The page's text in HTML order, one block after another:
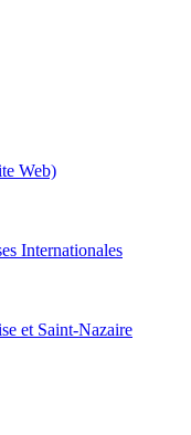
Web)
Internationales
et Saint-Nazaire